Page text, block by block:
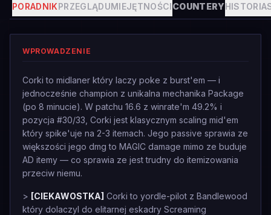
PORADNIKPRZEGLĄDUMIEJĘTNOŚCICOUNTERYHISTORIA
WPROWADZENIE
Corki to midlaner który laczy poke z burst'em — i
jednocześnie champion z unikalna mechanika Package
(po 8 minucie). W patchu 16.6 z winrate'm 49.2% i
pozycja #30/33, Corki jest klasycznym scaling mid'em
który spike'uje na 2-3 itemach. Jego passive sprawia ze
większości jego dmg to MAGIC damage mimo ze buduje
AD itemy — co sprawia ze jest trudny do itemizowania
przeciw niemu.
> [CIEKAWOSTKA] Corki to yordle-pilot z Bandlewood
który dolaczyl do elitarnej eskadry Screaming